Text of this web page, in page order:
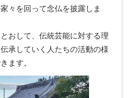
々を回って念仏を披露しま
おして、伝統芸能に対する理
承していく人たちの活動の様
ます。